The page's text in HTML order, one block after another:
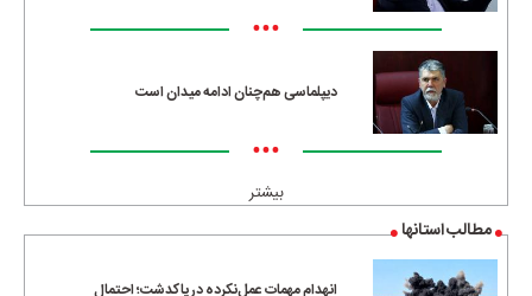
•••
دیپلماسی هم‌چنان ادامه میدان است
•••
بیشتر
مطالب استانها
انهدام مهمات عمل‌نکرده در پاکدشت؛ احتمال